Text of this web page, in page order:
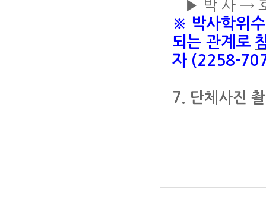
▶ 박 사 → 호
※ 박사학위
되는 관계로
자 (2258-
7. 단체사진